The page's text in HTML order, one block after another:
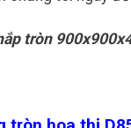
tròn